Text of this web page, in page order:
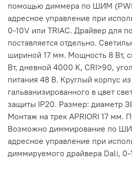
помощью диммера по ШИМ
адресное управление при
0-10V или TRIAC. Драйвер для
поставляется отдельно.
шириной 17 мм. Мощность 8 Вт,
Вт, дневной 4000 K, CRI>90,
питания 48 В. Круглый корпус
гальванизированного в цвет
защиты IP20. Размер: диаметр
Монтаж на трек APRIORI 17 мм.
Возможно диммирование по
адресное управление при
диммируемого драйвера Dali, 0-